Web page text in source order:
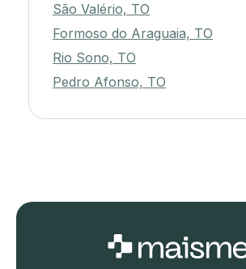
São Valério, TO
Formoso do Araguaia, TO
Rio Sono, TO
Pedro Afonso, TO